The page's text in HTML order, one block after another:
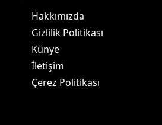
Hakkımızda
Gizlilik Politikası
Künye
İletişim
Çerez Politikası